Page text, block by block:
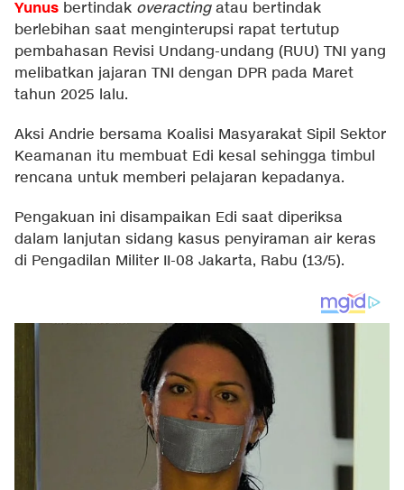
Yunus bertindak overactingatau bertindak
berlebihan saat menginterupsi rapat tertutup
pembahasan Revisi Undang-undang (RUU) TNI yang
melibatkan jajaran TNI dengan DPR pada Maret
tahun 2025 lalu.
Aksi Andrie bersama Koalisi Masyarakat Sipil Sektor
Keamanan itu membuat Edi kesal sehingga timbul
rencana untuk memberi pelajaran kepadanya.
Pengakuan ini disampaikan Edi saat diperiksa
dalam lanjutan sidang kasus penyiraman air keras
di Pengadilan Militer II-08 Jakarta, Rabu (13/5).